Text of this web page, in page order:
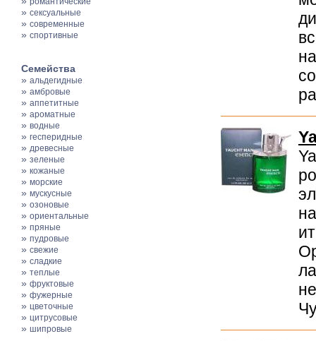
» сексуальные
» современные
» спортивные
Семейства
» альдегидные
» амбровые
» аппетитные
» ароматные
» водные
» гесперидные
» древесные
» зеленые
» кожаные
» морские
» мускусные
» озоновые
» ориентальные
» пряные
» пудровые
» свежие
» сладкие
» теплые
» фруктовые
» фужерные
» цветочные
» цитрусовые
» шипровые